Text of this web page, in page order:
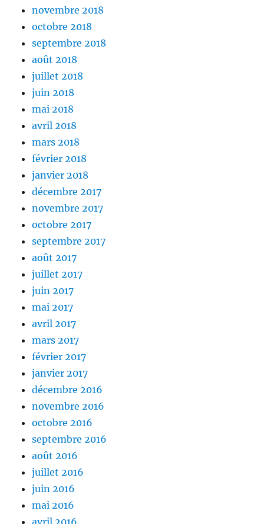
novembre 2018
octobre 2018
septembre 2018
août 2018
juillet 2018
juin 2018
mai 2018
avril 2018
mars 2018
février 2018
janvier 2018
décembre 2017
novembre 2017
octobre 2017
septembre 2017
août 2017
juillet 2017
juin 2017
mai 2017
avril 2017
mars 2017
février 2017
janvier 2017
décembre 2016
novembre 2016
octobre 2016
septembre 2016
août 2016
juillet 2016
juin 2016
mai 2016
avril 2016